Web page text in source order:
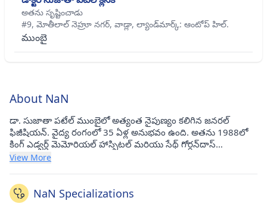
అతను సృష్టించాడు
#9, మోతీలాల్ నెహ్రూ నగర్, వాడ్లా, ల్యాండ్‌మార్క్: ఆంటోప్ హిల్.
ముంబై
About NaN
డా. సుజాతా పటేల్ ముంబైలో అత్యంత నైపుణ్యం కలిగిన జనరల్
ఫిజీషియన్. వైద్య రంగంలో 35 ఏళ్ల అనుభవం ఉంది. అతను 1988లో
కింగ్ ఎడ్వర్డ్ మెమోరియల్ హాస్పిటల్ మరియు సేథ్ గోర్ధన్‌దాస్
సుందర్‌దాస్ మెడికల్ కాలేజ్ నుండి MBBS చేసాడు మరియు 2011లో
వాడాలా(ముంబై)లోని డాక్టర్ సుజాతా పటేల్ క్లినిక్‌లో సంప్రదింపులు
జరుపుతున్నాడు. .
View More
NaN Specializations